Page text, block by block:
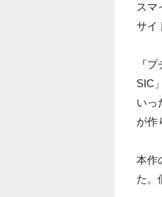
スマ
サイ
『
SIC
いっ
が作
本作
た。